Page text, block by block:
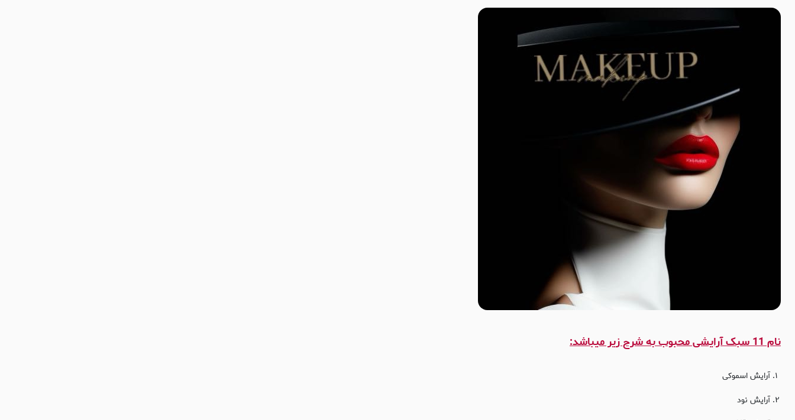
نام 11 سبک آرایشی محبوب به شرح زیر میباشد:
آرایش اسموکی
آرایش نود